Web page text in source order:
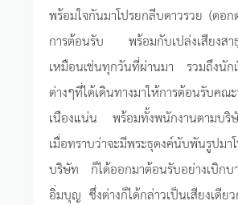
พร้อมใจกันมาโปรยกลีบดาวรวย (ดอก
การต้อนรับ พร้อมกับเปล่งเสียงสาธุ
เหมือนเช่นทุกวันที่ผ่านมา รวมถึงนัก
ต่างๆที่ได้เดินทางมาให้การต้อนรับคณ
เนืองแน่น พร้อมทั้งพนักงานตามบริษั
เมื่อทราบว่าจะมีพระธุดงค์นับพันรูปมา
บริษัท ก็ได้ออกมาต้อนรับอย่างเบิกบ
อิ่มบุญ ซึ่งต่างก็ได้กล่าวเป็นเสียงเดีย